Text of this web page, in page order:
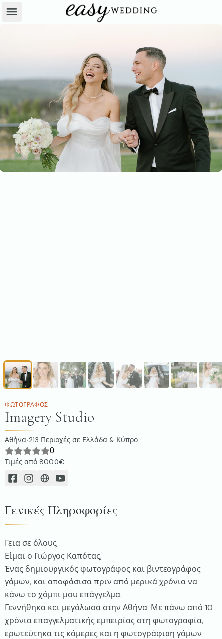
ΦΩΤΟΓΡΆΦΟΣ
Imagery Studio
Αθήνα·213 Περιοχές σε Ελλάδα & Κύπρο
0
Τιμές από 800.0€
Γενικές Πληροφορίες
Γεια σε όλους,
Είμαι ο Γιώργος Καπότας,
Ένας δημιουργικός φωτογράφος και βιντεογράφος
γάμων, και αποφάσισα πριν από μερικά χρόνια να
κάνω το χόμπι μου επάγγελμα.
Γεννήθηκα και μεγάλωσα στην Αθήνα. Με πάνω από 10
χρόνια επαγγελματικής εμπειρίας στη φωτογραφία,
ερωτεύτηκα τις κάμερες και η φωτογράφιση γάμων